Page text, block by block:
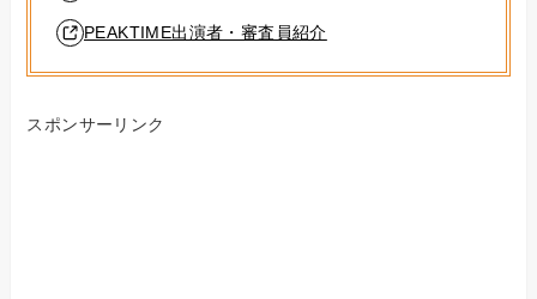
PEAKTIME出演者・審査員紹介
スポンサーリンク